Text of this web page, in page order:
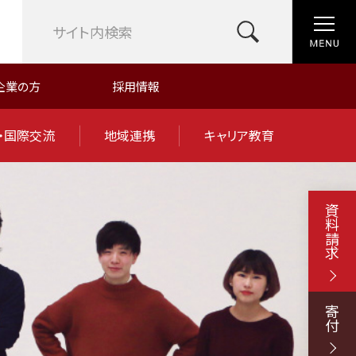
業の方 採用情報
国際交流 地域連携 キャリア教育
資料請求
寄付